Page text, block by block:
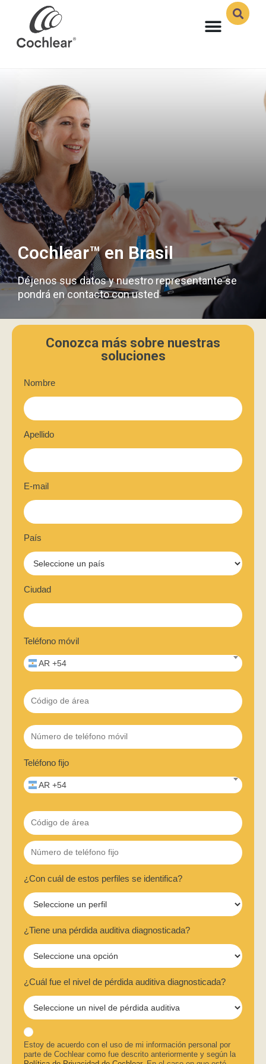
Cochlear™ en Brasil
Déjenos sus datos y nuestro representante se
pondrá en contacto con usted
Conozca más sobre nuestras
soluciones
Nombre
Apellido
E-mail
País
Ciudad
Teléfono móvil
AR +54
Teléfono fijo
AR +54
¿Con cuál de estos perfiles se identifica?
¿Tiene una pérdida auditiva diagnosticada?
¿Cuál fue el nivel de pérdida auditiva diagnosticada?
Estoy de acuerdo con el uso de mi información personal por
parte de Cochlear como fue descrito anteriormente y según la